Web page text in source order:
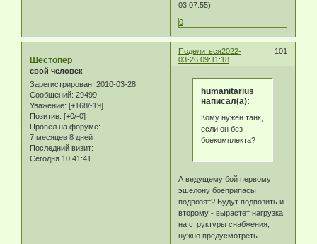
03:07:55)
0
Поделиться 101
2022-
03-26 09:11:18
Шестопер
свой человек
Зарегистрирован: 2010-03-28
Сообщений: 29499
Уважение: [+168/-19]
Позитив: [+0/-0]
Провел на форуме:
7 месяцев 8 дней
Последний визит:
Сегодня 10:41:41
humanitarius
написал(а):
Кому нужен танк,
если он без
боекомплекта?
А ведущему бой первому
эшелону боеприпасы
подвозят? Будут подвозить и
второму - вырастет нагрузка
на структуры снабжения,
нужно предусмотреть